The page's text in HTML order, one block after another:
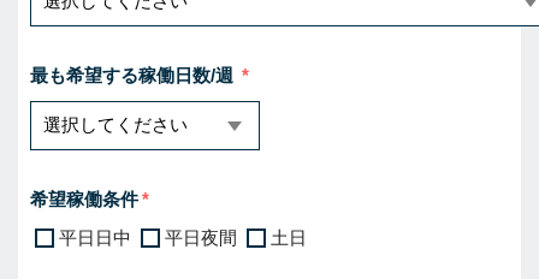
最も希望する稼働日数/週
希望稼働条件
平日日中
平日夜間 土日